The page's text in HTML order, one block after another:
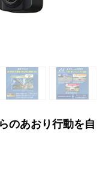
のあおり行動を自